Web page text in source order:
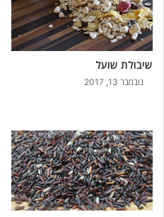
שיבולת שועל
נובמבר 13, 2017